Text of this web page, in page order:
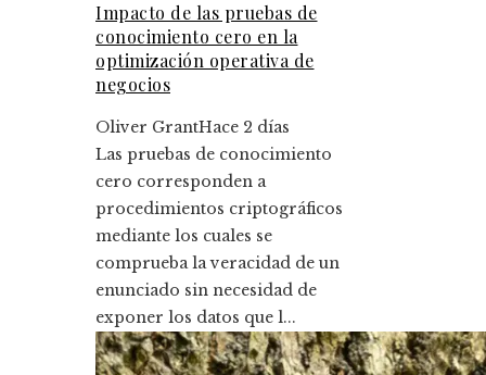
Impacto de las pruebas de
conocimiento cero en la
optimización operativa de
negocios
Oliver GrantHace 2 días
Las pruebas de conocimiento
cero corresponden a
procedimientos criptográficos
mediante los cuales se
comprueba la veracidad de un
enunciado sin necesidad de
exponer los datos que l...